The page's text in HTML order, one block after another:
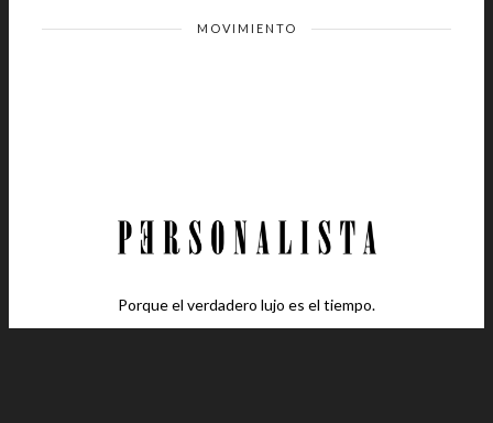
MOVIMIENTO
Porque el verdadero lujo es el tiempo.